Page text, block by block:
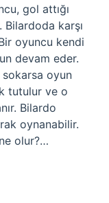
gol attığı
Bilardoda karşı
oyuncu kendi
devam eder.
oyun
tutulur ve o
Bilardo
oynanabilir.
olur?…